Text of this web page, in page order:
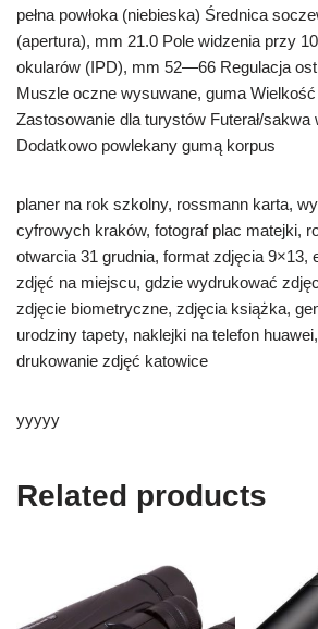
pełna powłoka (niebieska) Średnica
(apertura), mm 21.0 Pole widzenia przy
okularów (IPD), mm 52—66 Regulacja
Muszle oczne wysuwane, guma
Zastosowanie dla turystów Futerał/sakwa
Dodatkowo powlekany gumą korpus
planer na rok szkolny, rossmann karta,
cyfrowych kraków, fotograf plac matejki,
otwarcia 31 grudnia, format zdjęcia 9×13,
zdjęć na miejscu, gdzie wydrukować
zdjęcie biometryczne, zdjęcia książka,
urodziny tapety, naklejki na telefon
drukowanie zdjęć katowice
yyyyy
Related products